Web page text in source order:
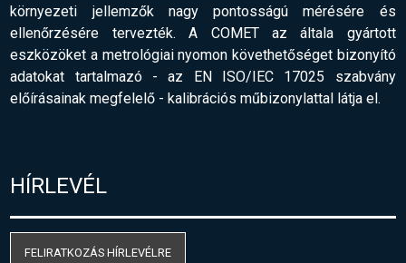
környezeti jellemzők nagy pontosságú mérésére és
ellenőrzésére tervezték. A COMET az általa gyártott
eszközöket a metrológiai nyomon követhetőséget bizonyító
adatokat tartalmazó - az EN ISO/IEC 17025 szabvány
előírásainak megfelelő - kalibrációs műbizonylattal látja el.
HÍRLEVÉL
FELIRATKOZÁS HÍRLEVÉLRE